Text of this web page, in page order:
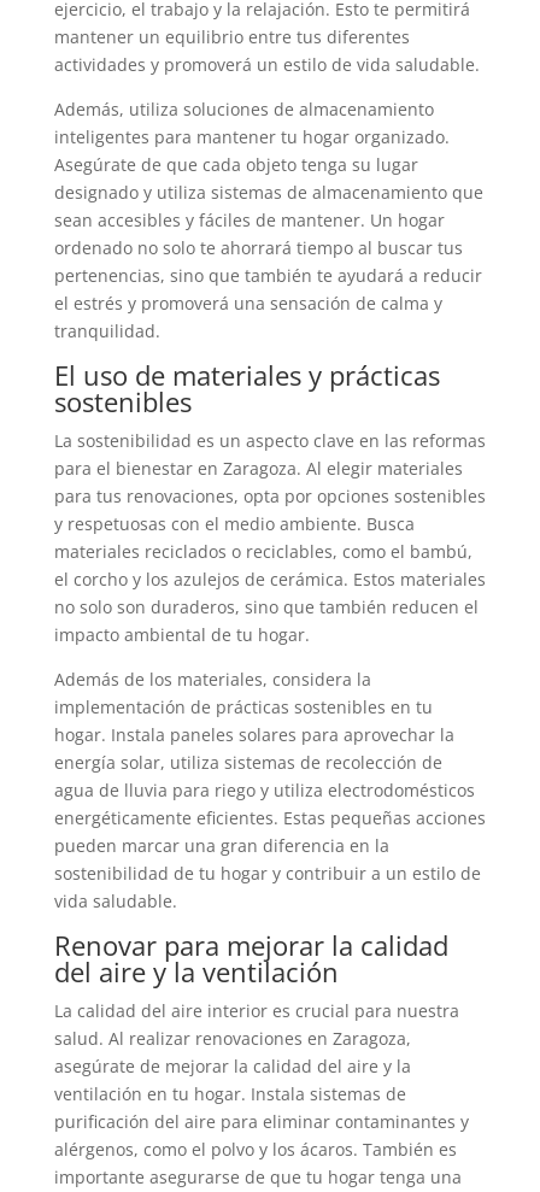
ejercicio, el trabajo y la relajación. Esto te permitirá
mantener un equilibrio entre tus diferentes
actividades y promoverá un estilo de vida saludable.
Además, utiliza soluciones de almacenamiento
inteligentes para mantener tu hogar organizado.
Asegúrate de que cada objeto tenga su lugar
designado y utiliza sistemas de almacenamiento que
sean accesibles y fáciles de mantener. Un hogar
ordenado no solo te ahorrará tiempo al buscar tus
pertenencias, sino que también te ayudará a reducir
el estrés y promoverá una sensación de calma y
tranquilidad.
El uso de materiales y prácticas
sostenibles
La sostenibilidad es un aspecto clave en las reformas
para el bienestar en Zaragoza. Al elegir materiales
para tus renovaciones, opta por opciones sostenibles
y respetuosas con el medio ambiente. Busca
materiales reciclados o reciclables, como el bambú,
el corcho y los azulejos de cerámica. Estos materiales
no solo son duraderos, sino que también reducen el
impacto ambiental de tu hogar.
Además de los materiales, considera la
implementación de prácticas sostenibles en tu
hogar. Instala paneles solares para aprovechar la
energía solar, utiliza sistemas de recolección de
agua de lluvia para riego y utiliza electrodomésticos
energéticamente eficientes. Estas pequeñas acciones
pueden marcar una gran diferencia en la
sostenibilidad de tu hogar y contribuir a un estilo de
vida saludable.
Renovar para mejorar la calidad
del aire y la ventilación
La calidad del aire interior es crucial para nuestra
salud. Al realizar renovaciones en Zaragoza,
asegúrate de mejorar la calidad del aire y la
ventilación en tu hogar. Instala sistemas de
purificación del aire para eliminar contaminantes y
alérgenos, como el polvo y los ácaros. También es
importante asegurarse de que tu hogar tenga una